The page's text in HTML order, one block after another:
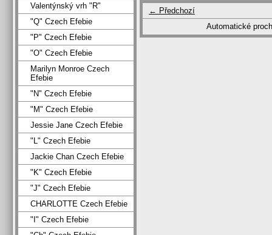
← Předchozí
Automatické
Valentýnský vrh "R"
"Q" Czech Efebie
"P" Czech Efebie
"O" Czech Efebie
Marilyn Monroe Czech
Efebie
"N" Czech Efebie
"M" Czech Efebie
Jessie Jane Czech Efebie
"L" Czech Efebie
Jackie Chan Czech Efebie
"K" Czech Efebie
"J" Czech Efebie
CHARLOTTE Czech Efebie
"I" Czech Efebie